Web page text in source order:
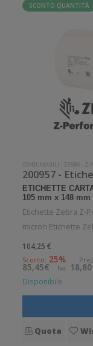
SCONTO QUANTITÀ
CONSUMABILI - ZEBRA - Z-
ETICHETTE
105 mm x 148
Etichette Zebra Z-
micron Etichette
1127 etichette per
permanente.
mm. Tipo: Sup
104,25 €
Sconto: 25%
85,45€ Iva:
Disponibile
Quota